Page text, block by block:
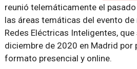
reunió telemáticamente el
las áreas temáticas del evento
Redes Eléctricas Inteligentes,
diciembre de 2020 en Madrid por
formato presencial y online.